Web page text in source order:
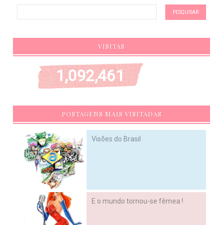
VISITAS
1,092,461
POSTAGENS MAIS VISITADAS
Visões do Brasil
E o mundo tornou-se fêmea !